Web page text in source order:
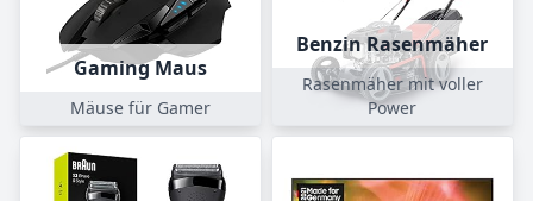
Gaming Maus
Mäuse für Gamer
Benzin Rasenmäher
Rasenmäher mit voller
Power